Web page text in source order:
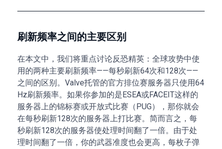
刷新频率之间的主要区别
在本文中，我们将重点讨论反恐精英：全球攻势中使
用的两种主要刷新频率——每秒刷新64次和128次——
之间的区别。Valve托管的官方排位赛服务器只使用64
Hz刷新频率。如果你参加的是ESEA或FACEIT这样的
服务器上的锦标赛或开放式比赛（PUG），那你就会
在每秒刷新128次的服务器上打比赛。简而言之，每
秒刷新128次的服务器使处理时间翻了一倍。由于处
理时间翻了一倍，你的武器准度也会更高，每枚子弹